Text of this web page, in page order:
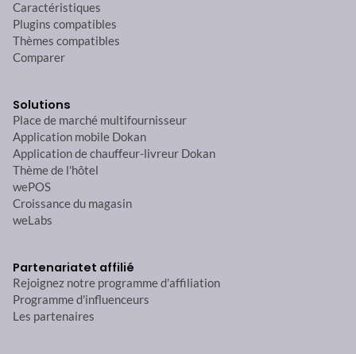
Caractéristiques
Plugins compatibles
Thèmes compatibles
Comparer
Solutions
Place de marché multifournisseur
Application mobile Dokan
Application de chauffeur-livreur Dokan
Thème de l'hôtel
wePOS
Croissance du magasin
weLabs
Partenariatet affilié
Rejoignez notre programme d'affiliation
Programme d'influenceurs
Les partenaires